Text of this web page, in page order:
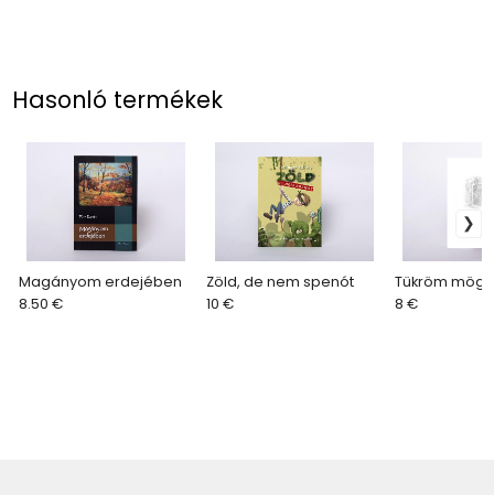
Hasonló termékek
Magányom erdejében
8.50 €
Zöld, de nem spenót
10 €
Tükröm
8 €